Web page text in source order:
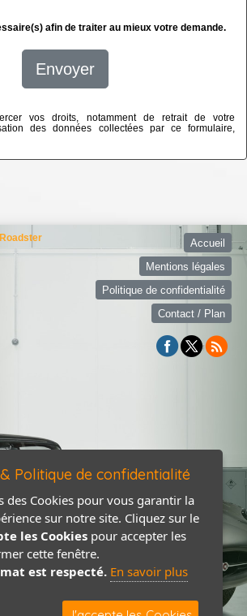
afin de traiter au mieux votre demande.
Envoyer
vos droits, notamment de retrait de votre
des données collectées par ce formulaire,
Accueil
Mentions légales
Politique de confidentialité
Contact / Plan
Politique de confidentialité
des Cookies pour vous garantir la
sur notre site. Cliquez sur le
les Cookies pour accepter les
cette fenêtre.
est respecté. En savoir plus